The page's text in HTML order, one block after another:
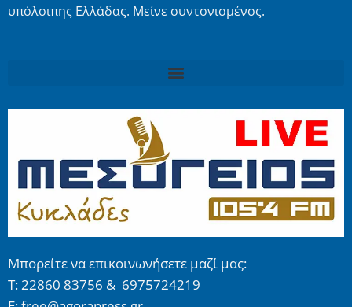
υπόλοιπης Ελλάδας. Μείνε συντονισμένος.
Μπορείτε να επικοινωνήσετε μαζί μας:
Τ: 22860 83756 & 6975724219